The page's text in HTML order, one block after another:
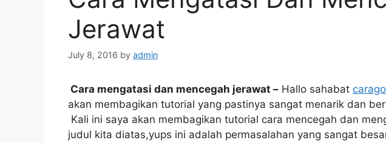
Jerawat
July 8, 2016 by admin
Cara mengatasi dan mencegah jerawat – Hallo sahabat
akan membagikan tutorial yang pastinya sangat menarik dan
Kali ini saya akan membagikan tutorial cara mencegah dan
judul kita diatas,yups ini adalah permasalahan yang sangat